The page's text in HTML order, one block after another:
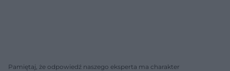
Pamiętaj, że odpowiedź naszego eksperta ma charakter